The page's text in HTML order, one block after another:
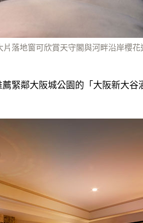
落地窗可欣賞天守閣與河畔沿岸櫻花
緊鄰大阪城公園的「大阪新大谷